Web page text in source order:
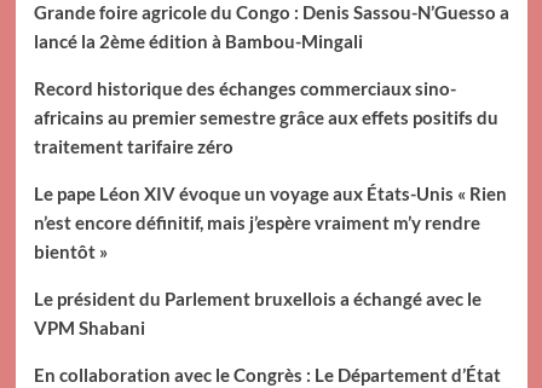
Grande foire agricole du Congo : Denis Sassou-N’Guesso a
lancé la 2ème édition à Bambou-Mingali
Record historique des échanges commerciaux sino-
africains au premier semestre grâce aux effets positifs du
traitement tarifaire zéro
Le pape Léon XIV évoque un voyage aux États-Unis « Rien
n’est encore définitif, mais j’espère vraiment m’y rendre
bientôt »
Le président du Parlement bruxellois a échangé avec le
VPM Shabani
En collaboration avec le Congrès : Le Département d’État